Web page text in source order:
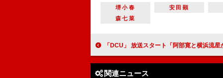
堺小春
安田顕
森七菜
「DCU」 放送スタート「阿部寛と横浜流星から目が離せない」 “瀬能”横浜の豹変に「狂犬
関連ニュース